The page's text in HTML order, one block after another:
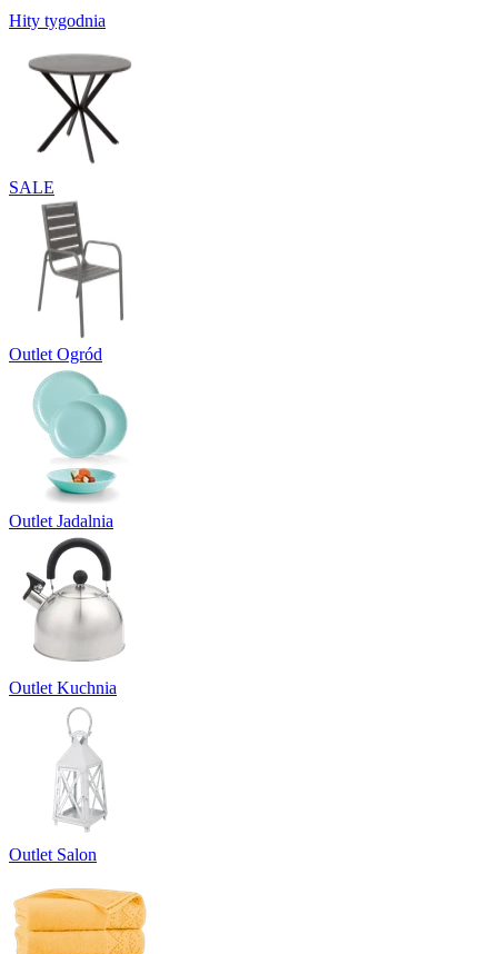
Hity tygodnia
SALE
Outlet Ogród
Outlet Jadalnia
Outlet Kuchnia
Outlet Salon